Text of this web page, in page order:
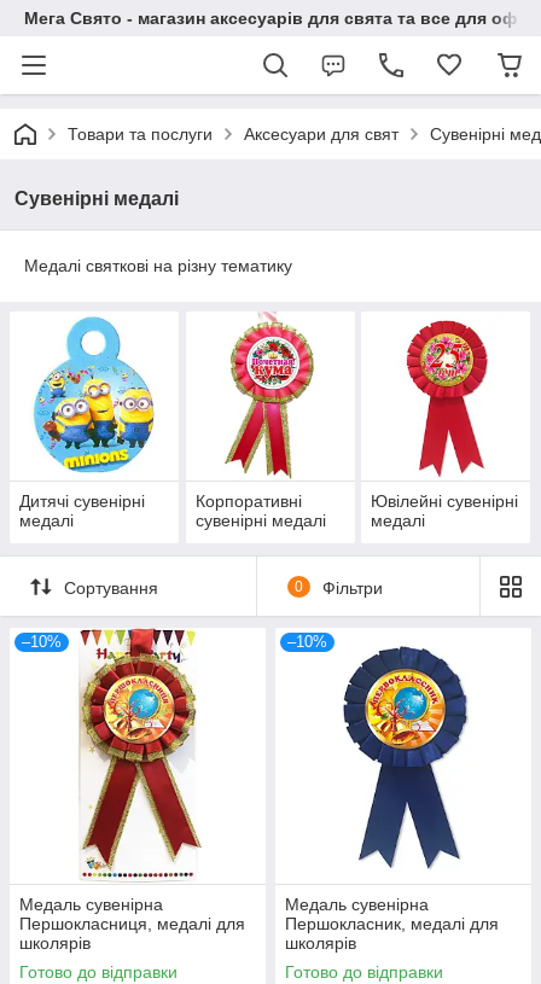
Мега Свято - магазин аксесуарів для свята та все для
Товари та послуги Аксесуари для свят Сувенірні
Сувенірні медалі
Медалі святкові на різну тематику
Дитячі сувенірні
медалі
Корпоративні
сувенірні медалі
Ювілейні сувенірні
медалі
Сортування 0 Фільтри
–10%
Медаль сувенірна
Першокласниця, медалі для
школярів
Готово до відправки
–10%
Медаль сувенірна
Першокласник, медалі для
школярів
Готово до відправки